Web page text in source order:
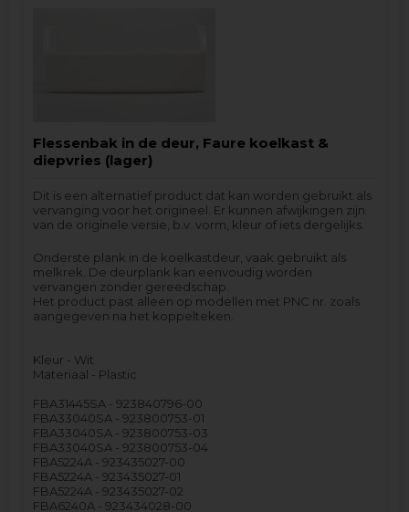
Flessenbak in de deur, Faure koelkast &
diepvries (lager)
Dit is een alternatief product dat kan worden gebruikt als
vervanging voor het origineel. Er kunnen afwijkingen zijn
van de originele versie, b.v. vorm, kleur of iets dergelijks.
Onderste plank in de koelkastdeur, vaak gebruikt als
melkrek. De deurplank kan eenvoudig worden
vervangen zonder gereedschap.
Het product past alleen op modellen met PNC nr. zoals
aangegeven na het koppelteken.
Kleur - Wit
Materiaal - Plastic
FBA31445SA - 923840796-00
FBA33040SA - 923800753-01
FBA33040SA - 923800753-03
FBA33040SA - 923800753-04
FBA5224A - 923435027-00
FBA5224A - 923435027-01
FBA5224A - 923435027-02
FBA6240A - 923434028-00